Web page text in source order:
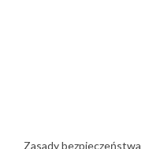
Zasady bezpieczeństwa